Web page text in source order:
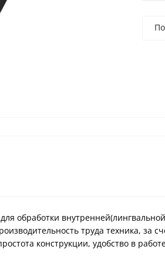
обработки
труда техника,
конструкции, удобство в